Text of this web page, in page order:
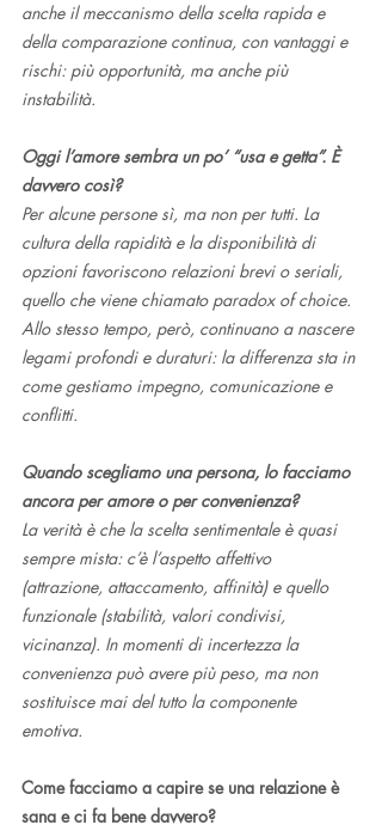
anche il meccanismo della scelta rapida e
della comparazione continua, con vantaggi e
rischi: più opportunità, ma anche più
instabilità.
Oggi l’amore sembra un po’ “usa e getta”. È
davvero così?
Per alcune persone sì, ma non per tutti. La
cultura della rapidità e la disponibilità di
opzioni favoriscono relazioni brevi o seriali,
quello che viene chiamato paradox of choice.
Allo stesso tempo, però, continuano a nascere
legami profondi e duraturi: la differenza sta in
come gestiamo impegno, comunicazione e
conflitti.
Quando scegliamo una persona, lo facciamo
ancora per amore o per convenienza?
La verità è che la scelta sentimentale è quasi
sempre mista: c’è l’aspetto affettivo
(attrazione, attaccamento, affinità) e quello
funzionale (stabilità, valori condivisi,
vicinanza). In momenti di incertezza la
convenienza può avere più peso, ma non
sostituisce mai del tutto la componente
emotiva.
Come facciamo a capire se una relazione è
sana e ci fa bene davvero?